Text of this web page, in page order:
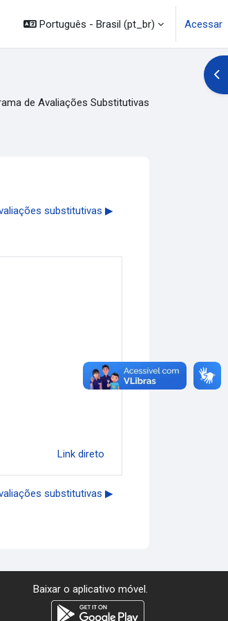
Português - Brasil ‎(pt_br)‎ Acessar
de Avaliações Substitutivas
substitutivas ▶︎
Link direto
substitutivas ▶︎
Baixar o aplicativo móvel.